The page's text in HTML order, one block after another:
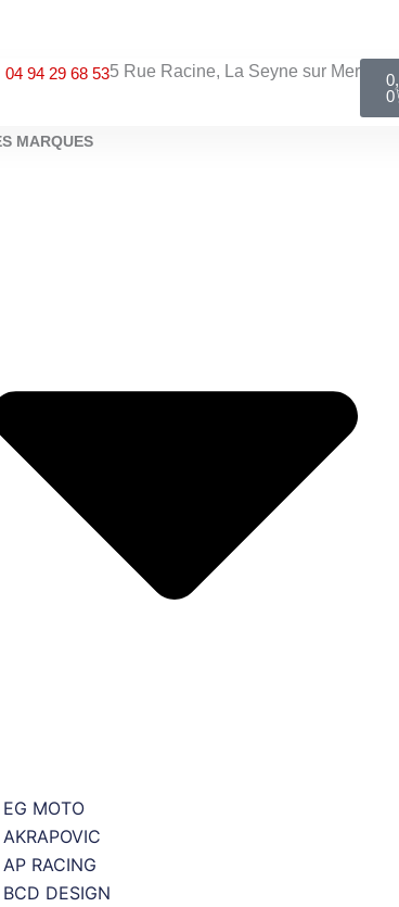
04 94 29 68 535 Rue Racine, La Seyne sur Mer
0
MARQUES
EG MOTO
AKRAPOVIC
AP RACING
BCD DESIGN